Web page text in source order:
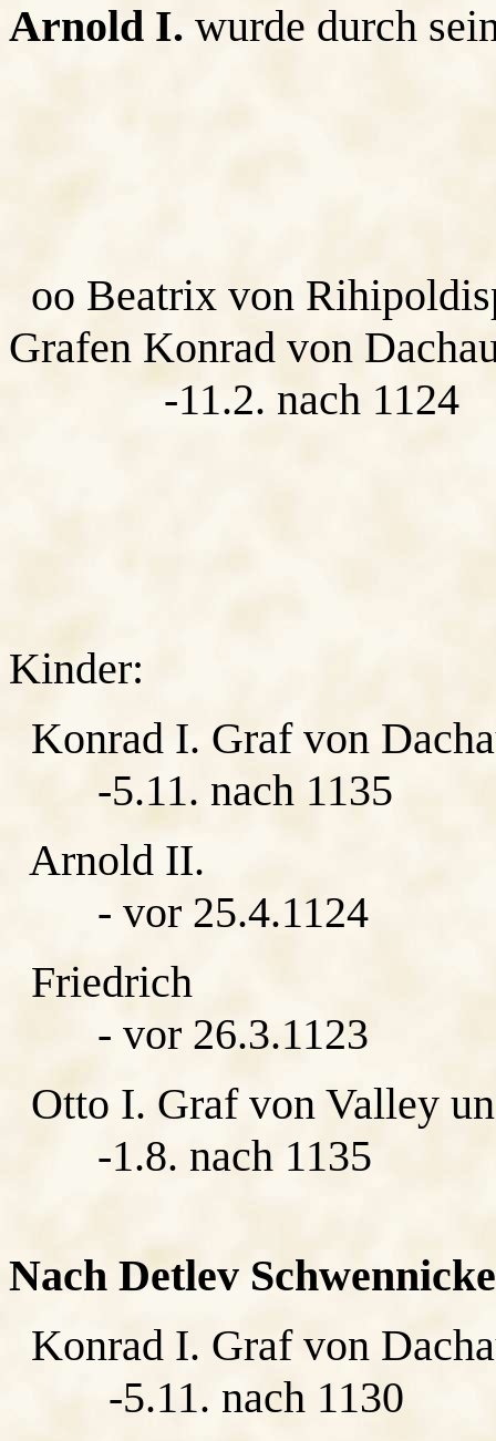
Arnold I. wurde durch
oo Beatrix von
Grafen Konrad von
-11.2. nach 1124
Kinder:
Konrad I. Graf von
-5.11. nach 1135
Arnold II.
- vor 25.4.1124
Friedrich
- vor 26.3.1123
Otto I. Graf von Valley
-1.8. nach 1135
Nach Detlev Schwennicke
Konrad I. Graf von
-5.11. nach 1130